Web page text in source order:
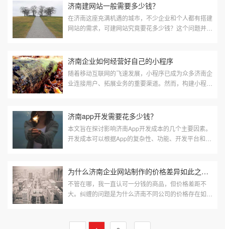
济南建网站一般需要多少钱？
在济南这座充满机遇的城市，不少企业和个人都有搭建
网站的需求，可建网站究竟要花多少钱？这个问题并没
大致费用范围。
济南企业如何经营好自己的小程序
随着移动互联网的飞速发展，小程序已成为众多济南企
业连接用户、拓展业务的重要渠道。然而，构建小程序
一些关键策略，帮助企业有效经营小程序，提升其商业
济南app开发需要花多少钱？
本文旨在探讨影响济南App开发成本的几个主要因素。
开发成本可以根据App的复杂性、功能、开发平台和开
为什么济南企业网站制作的价格差异如此之大？
不管在哪，我一直认可一分钱的商品，但价格差距不
大。纠缠的问题是为什么济南不同公司的价格存在如此
的企业，它们对网站的建设需求是不一样的，所以做出